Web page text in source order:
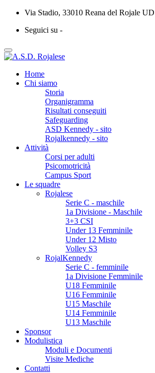
Via Stadio, 33010 Reana del Rojale UD
Seguici su -
Home
Chi siamo
Storia
Organigramma
Risultati conseguiti
Safeguarding
ASD Kennedy - sito
Rojalkennedy - sito
Attività
Corsi per adulti
Psicomotricità
Campus Sport
Le squadre
Rojalese
Serie C - maschile
1a Divisione - Maschile
3+3 CSI
Under 13 Femminile
Under 12 Misto
Volley S3
RojalKennedy
Serie C - femminile
1a Divisione Femminile
U18 Femminile
U16 Femminile
U15 Maschile
U14 Femminile
U13 Maschile
Sponsor
Modulistica
Moduli e Documenti
Visite Mediche
Contatti